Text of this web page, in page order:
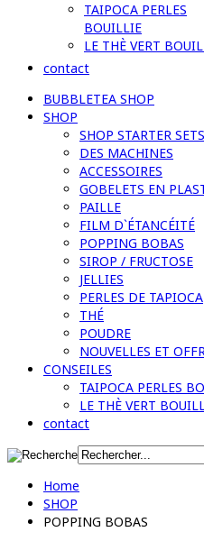
TAIPOCA PERLES
BOUILLIE
LE THÈ VERT
contact
BUBBLETEA SHOP
SHOP
SHOP STARTER SETS
DES MACHINES
ACCESSOIRES
GOBELETS EN
PAILLE
FILM D`ÉTANCÉITÉ
POPPING BOBAS
SIROP / FRUCTOSE
JELLIES
PERLES DE TAPIOCA
THÉ
POUDRE
NOUVELLES ET
CONSEILES
TAIPOCA PERLES
LE THÈ VERT
contact
Home
SHOP
POPPING BOBAS